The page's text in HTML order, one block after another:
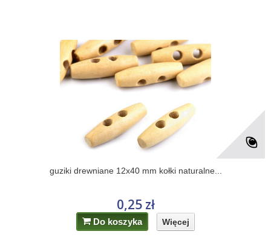
guziki drewniane 12x40 mm kołki naturalne...
0,25 zł
Do koszyka Więcej